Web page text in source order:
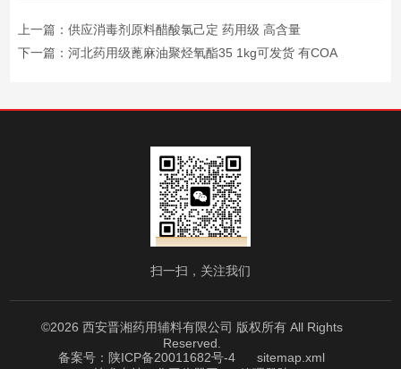
上一篇： 供应消毒剂原料醋酸氯己定 药用级 高含量
下一篇： 河北药用级蓖麻油聚烃氧酯35 1kg可发货 有COA
扫一扫，关注我们
©2026 西安晋湘药用辅料有限公司 版权所有 All Rights
Reserved.
备案号：陕ICP备20011682号-4
sitemap.xml